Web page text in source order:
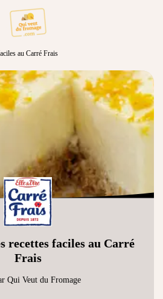
au Carré Frais
recettes faciles au Carré
Frais
Qui Veut du Fromage